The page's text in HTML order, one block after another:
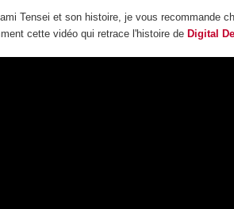
Tensei et son histoire, je vous recommande
cette vidéo qui retrace l'histoire deDigital